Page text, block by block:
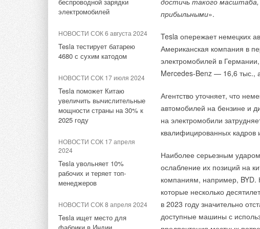
беспроводной зарядки
электромобилей
НОВОСТИ СОК 6 августа 2024
Tesla тестирует батарею
4680 с сухим катодом
НОВОСТИ СОК 17 июля 2024
Tesla поможет Китаю
увеличить вычислительные
мощности страны на 30% к
2025 году
НОВОСТИ СОК 17 апреля
2024
Tesla увольняет 10%
рабочих и теряет топ-
менеджеров
НОВОСТИ СОК 8 апреля 2024
Tesla ищет место для
прибыльными».
Tesla опережает немецких
Американская компания в
электромобилей в
Mercedes-Benz — 16,6 тыс.,
Агентство уточняет, что
автомобилей на бензине и
на электромобили
квалифицированных кадров
Наиболее серьезным
ослабление их позиций на
компаниям, например, BYD.
которые несколько
в 2023 году значительно
доступные машины с
превосходство дизайна
НОВОСТИ СОК 9 июня 2026
Русклимат на ПМЭФ-2026:
инновации и партнёрства
ЖУРНАЛ СОК июнь 2026
Свежий воздух без
компромиссов: новые
приточно-вытяжные
установки SHUFT UniMAX
дома
ЖУРНАЛ СОК июнь 2026
Водонагреватель Royal
Thermo Smalto Inverter:
энергоэффективность
директоров
персональный вклад в
период 2026-2030 гг.
В Дагестане ввели вторую
очередь крупнейшей в
России ветроэлектростанции
НОВОСТИ СОК 22 июля 2026
LONGi вновь установила
мировой рекорд
эффективности тандемных
солнечных элементов —
НОВОСТИ СОК 22 июля 2026
Германия подключила более
1 ГВт морской
ветроэнергетики за полгода
НОВОСТИ СОК 21 июля 2026
В КНР ввели в строй «самую
Но такая ситуация
проекты по
H2, чем предельные